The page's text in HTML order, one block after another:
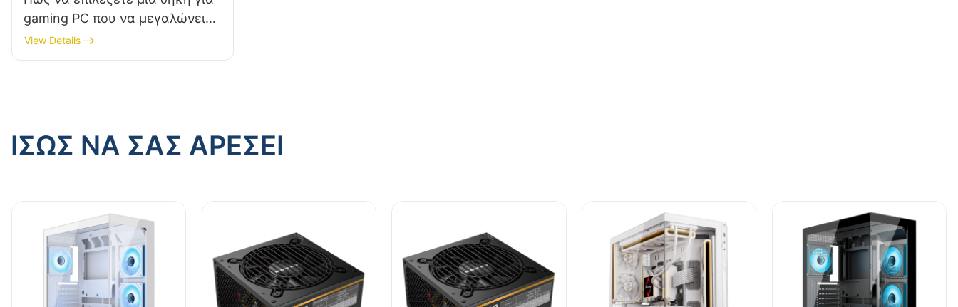
gaming PC που να μεγαλώνει
με μελλοντικές αναβαθμίσεις;
View Details
ΊΣΩΣ ΝΑ ΣΑΣ ΑΡΈΣΕΙ